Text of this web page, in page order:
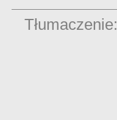
Tłumaczenie: